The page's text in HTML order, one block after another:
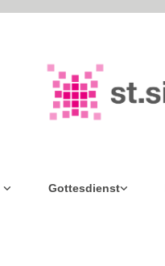
Gottesdienst